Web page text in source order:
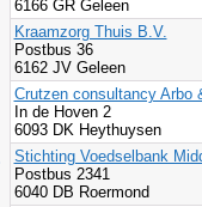
6166 GR Geleen
Kraamzorg Thuis B.V.
Postbus 36
6162 JV Geleen
Crutzen consultancy Arbo
In de Hoven 2
6093 DK Heythuysen
Stichting Voedselbank
Postbus 2341
6040 DB Roermond